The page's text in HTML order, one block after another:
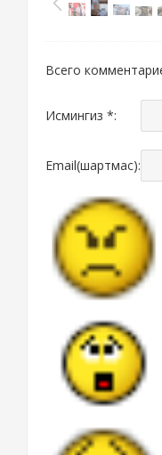
Всего
Исмингиз *:
Email(шартмас):